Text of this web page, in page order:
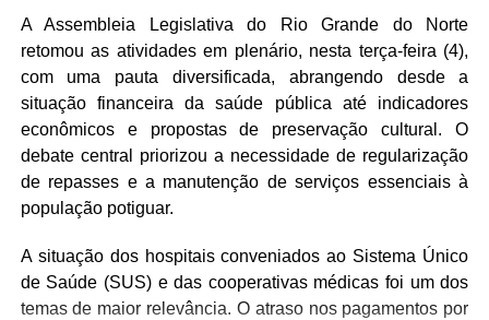
também mencionou as fugas do sistema prisional que
aconteceram nos últimos dias no Rio Grande do Norte.
A Assembleia Legislativa do Rio Grande do Norte
retomou as atividades em plenário, nesta terça-feira (4),
com uma pauta diversificada, abrangendo desde a
situação financeira da saúde pública até indicadores
econômicos e propostas de preservação cultural. O
debate central priorizou a necessidade de regularização
de repasses e a manutenção de serviços essenciais à
população potiguar.
A situação dos hospitais conveniados ao Sistema Único
de Saúde (SUS) e das cooperativas médicas foi um dos
temas de maior relevância. O atraso nos pagamentos por